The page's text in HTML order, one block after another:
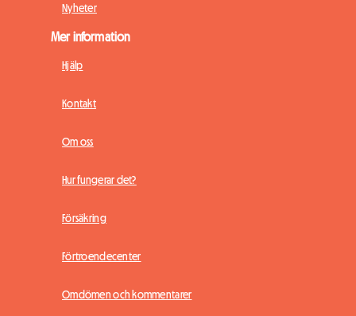
Nyheter
Mer information
Hjälp
Kontakt
Om oss
Hur fungerar det?
Försäkring
Förtroendecenter
Omdömen och kommentarer